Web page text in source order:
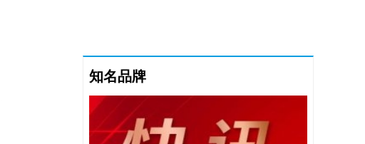
知名品牌